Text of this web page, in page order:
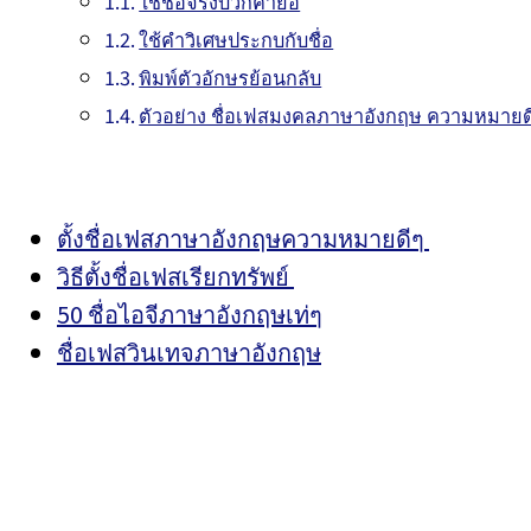
ใช้คำวิเศษประกบกับชื่อ
พิมพ์ตัวอักษรย้อนกลับ
ตัวอย่าง ชื่อเฟสมงคลภาษาอังกฤษ ความหมาย
ตั้งชื่อเฟสภาษาอังกฤษความหมายดีๆ
วิธีตั้งชื่อเฟสเรียกทรัพย์
50 ชื่อไอจีภาษาอังกฤษเท่ๆ
ชื่อเฟสวินเทจภาษาอังกฤษ